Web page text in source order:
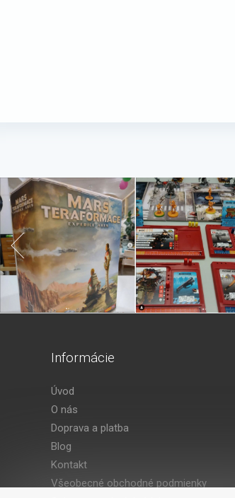
Informácie
Úvod
O nás
Doprava a platba
Blog
Kontakt
Všeobecné obchodné podmienky